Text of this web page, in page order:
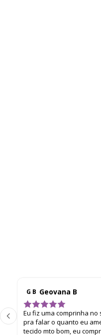
G B Geovana B
Eu fiz uma comprinha no
pra falar o quanto eu
tecido mto bom, eu